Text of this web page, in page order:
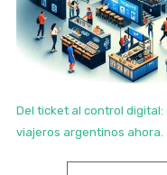
Del ticket al control
viajeros argentinos ahora.